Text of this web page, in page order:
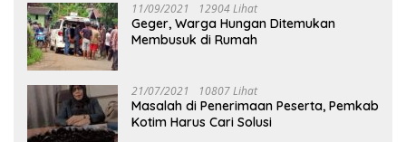
11/09/2021 12904 Lihat
Geger, Warga Hungan Ditemukan
Membusuk di Rumah
21/07/2021 10807 Lihat
Masalah di Penerimaan Peserta, Pemkab
Kotim Harus Cari Solusi